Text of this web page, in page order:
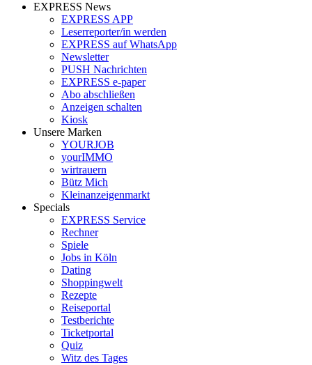
EXPRESS News
EXPRESS APP
Leserreporter/in werden
EXPRESS auf WhatsApp
Newsletter
PUSH Nachrichten
EXPRESS e-paper
Abo abschließen
Anzeigen schalten
Kiosk
Unsere Marken
YOURJOB
yourIMMO
wirtrauern
Bütz Mich
Kleinanzeigenmarkt
Specials
EXPRESS Service
Rechner
Spiele
Jobs in Köln
Dating
Shoppingwelt
Rezepte
Reiseportal
Testberichte
Ticketportal
Quiz
Witz des Tages